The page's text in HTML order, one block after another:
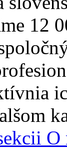
12
O